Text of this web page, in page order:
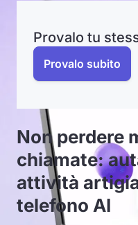
Provalo tu
Provalo subito
Non perdere
chiamate:
attività
telefono AI